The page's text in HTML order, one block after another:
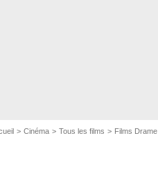
Cinéma Tous les films Films Drame